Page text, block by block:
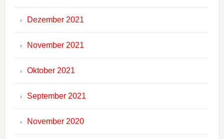
Dezember 2021
November 2021
Oktober 2021
September 2021
November 2020